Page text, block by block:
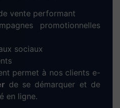
vente performant
promotionnelles
sociaux
permet à nos clients e-
de se démarquer et de
en ligne.